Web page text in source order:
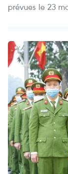
prévues le 23